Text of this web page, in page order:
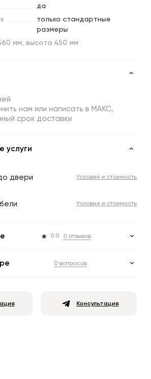
да
только стандартные
размеры
мм, высота 450 мм
нам или написать в МАКС,
срок доставки
услуги
двери Условия и стоимость
Условия и стоимость
0.0 0 отзывов
0 вопросов
Консультация